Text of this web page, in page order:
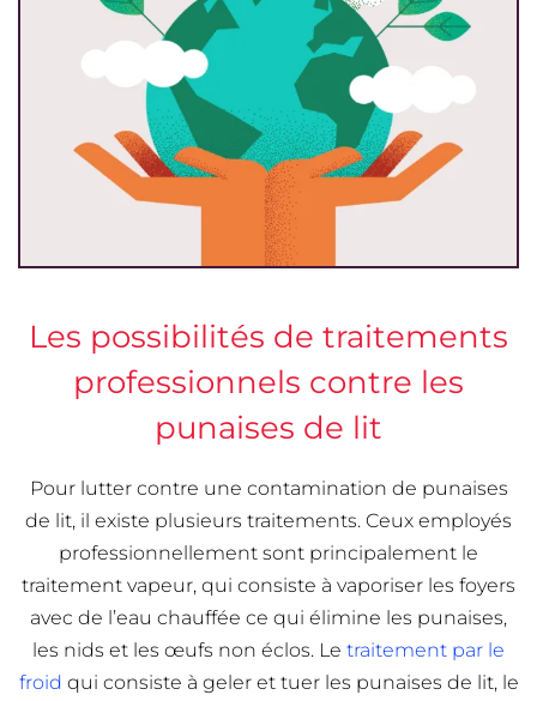
Les possibilités de traitements
professionnels contre les
punaises de lit
Pour lutter contre une contamination de punaises
de lit, il existe plusieurs traitements. Ceux employés
professionnellement sont principalement le
traitement vapeur, qui consiste à vaporiser les foyers
avec de l’eau chauffée ce qui élimine les punaises,
les nids et les œufs non éclos. Le traitement par le
froid qui consiste à geler et tuer les punaises de lit, le